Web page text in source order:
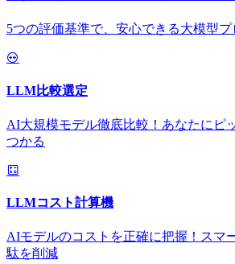
5つの評価基準で、安心できる大模型
LLM比較選定
AI大規模モデル徹底比較！あなたにピ
つかる
LLMコスト計算機
AIモデルのコストを正確に把握！スマ
駄を削減